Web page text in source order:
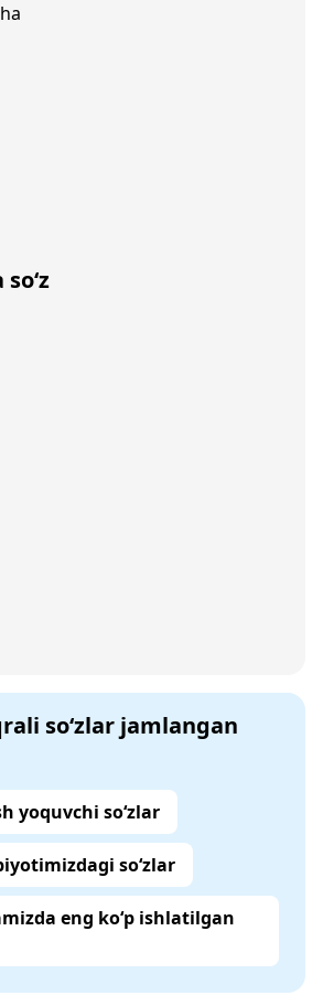
so‘zlar jamlangan
yoquvchi so‘zlar
so‘zlar
eng ko‘p ishlatilgan